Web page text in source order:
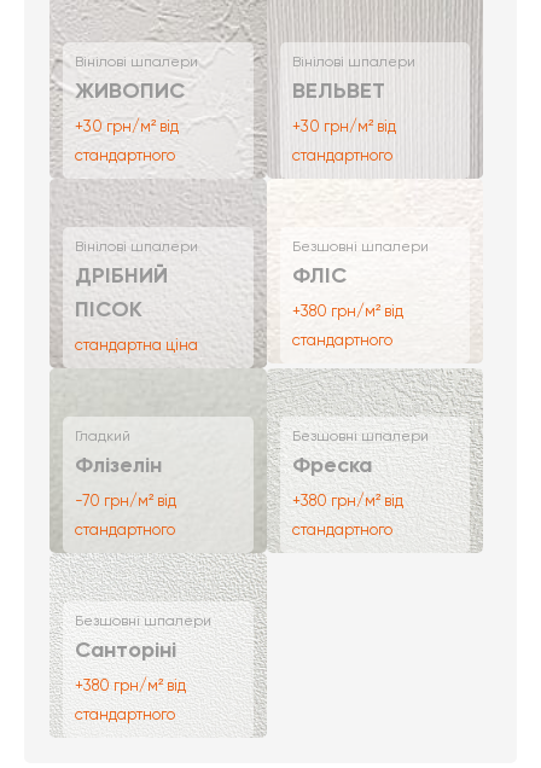
Вінілові шпалери
ЖИВОПИС
+30 грн/м² від
стандартного
Вінілові шпалери
ВЕЛЬВЕТ
+30 грн/м² від
стандартного
Вінілові шпалери
ДРІБНИЙ
ПІСОК
стандартна ціна
Безшовні шпалери
ФЛІС
+380 грн/м² від
стандартного
Гладкий
Флізелін
-70 грн/м² від
стандартного
Безшовні шпалери
Фреска
+380 грн/м² від
стандартного
Безшовні шпалери
Санторіні
+380 грн/м² від
стандартного